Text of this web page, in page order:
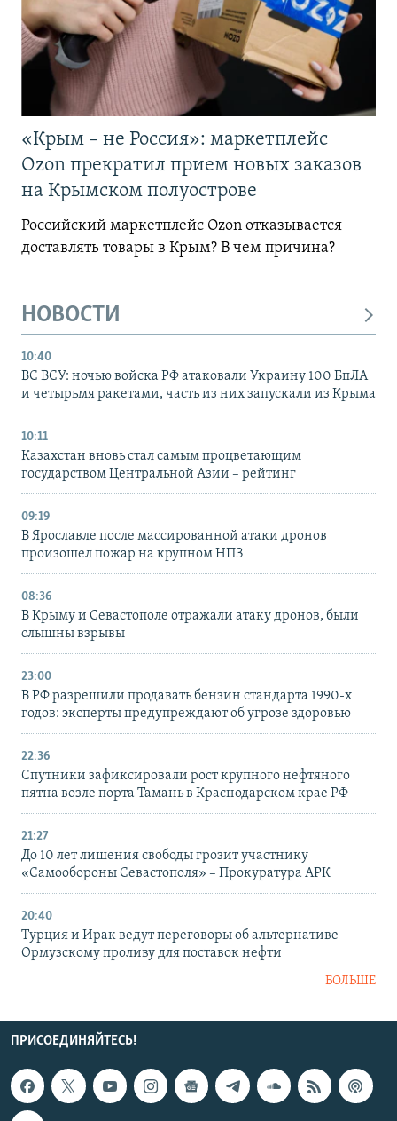
«Крым – не Россия»: маркетплейс
Ozon прекратил прием новых заказов
на Крымском полуострове
Российский маркетплейс Ozon отказывается
доставлять товары в Крым? В чем причина?
НОВОСТИ
10:40
ВС ВСУ: ночью войска РФ атаковали Украину 100 БпЛА
и четырьмя ракетами, часть из них запускали из Крыма
10:11
Казахстан вновь стал самым процветающим
государством Центральной Азии – рейтинг
09:19
В Ярославле после массированной атаки дронов
произошел пожар на крупном НПЗ
08:36
В Крыму и Севастополе отражали атаку дронов, были
слышны взрывы
23:00
В РФ разрешили продавать бензин стандарта 1990-х
годов: эксперты предупреждают об угрозе здоровью
22:36
Спутники зафиксировали рост крупного нефтяного
пятна возле порта Тамань в Краснодарском крае РФ
21:27
До 10 лет лишения свободы грозит участнику
«Самообороны Севастополя» – Прокуратура АРК
20:40
Турция и Ирак ведут переговоры об альтернативе
Ормузскому проливу для поставок нефти
БОЛЬШЕ
ПРИСОЕДИНЯЙТЕСЬ!